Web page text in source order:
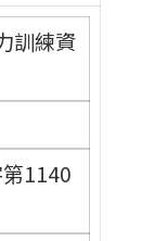
訓練資
1140